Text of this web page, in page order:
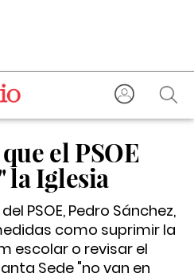
el PSOE
la Iglesia
PSOE, Pedro Sánchez,
como suprimir la
escolar o revisar el
Sede "no van en